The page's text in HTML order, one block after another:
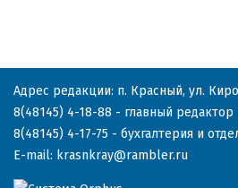
Адрес редакции: п. Красный, ул.
8(48145) 4-18-88 - главный редактор
8(48145) 4-17-75 - бухгалтерия и
E-mail: krasnkray@rambler.ru